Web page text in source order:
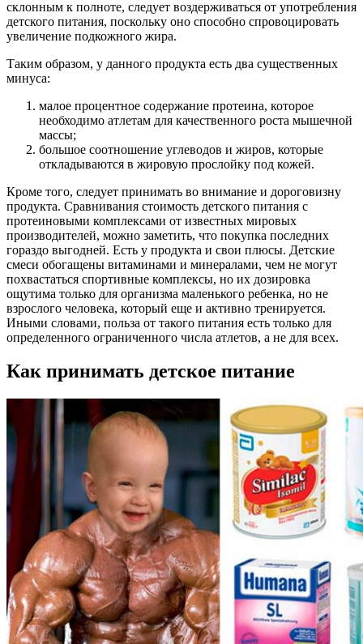
склонным к полноте, следует воздерживаться от употребления
детского питания, поскольку оно способно спровоцировать
увеличение подкожного жира.
Таким образом, у данного продукта есть два существенных
минуса:
малое процентное содержание протеина, которое
необходимо атлетам для качественного роста мышечной
массы;
большое соотношение углеводов и жиров, которые
откладываются в жировую прослойку под кожей.
Кроме того, следует принимать во внимание и дороговизну
продукта. Сравнивания стоимость детского питания с
протеиновыми комплексами от известных мировых
производителей, можно заметить, что покупка последних
гораздо выгодней. Есть у продукта и свои плюсы. Детские
смеси обогащены витаминами и минералами, чем не могут
похвастаться спортивные комплексы, но их дозировка
ощутима только для организма маленького ребенка, но не
взрослого человека, который еще и активно тренируется.
Иными словами, польза от такого питания есть только для
определенного ограниченного числа атлетов, а не для всех.
Как принимать детское питание